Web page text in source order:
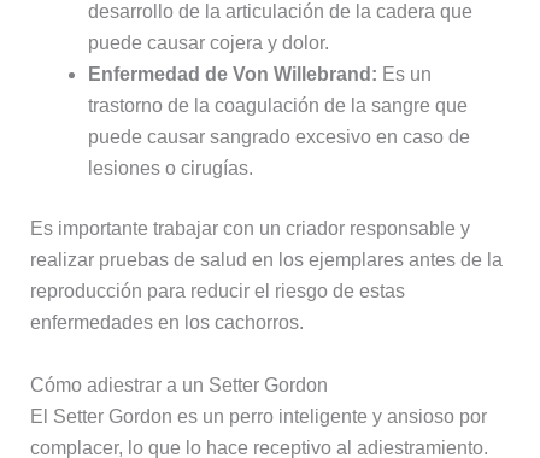
desarrollo de la articulación de la cadera que
puede causar cojera y dolor.
Enfermedad de Von Willebrand: Es un
trastorno de la coagulación de la sangre que
puede causar sangrado excesivo en caso de
lesiones o cirugías.
Es importante trabajar con un criador responsable y
realizar pruebas de salud en los ejemplares antes de la
reproducción para reducir el riesgo de estas
enfermedades en los cachorros.
Cómo adiestrar a un Setter Gordon
El Setter Gordon es un perro inteligente y ansioso por
complacer, lo que lo hace receptivo al adiestramiento.